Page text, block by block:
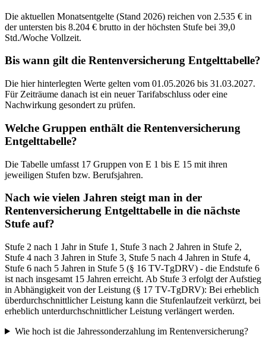
Die aktuellen Monatsentgelte (Stand 2026) reichen von 2.535 € in
der untersten bis 8.204 € brutto in der höchsten Stufe bei 39,0
Std./Woche Vollzeit.
Bis wann gilt die Rentenversicherung Entgelttabelle?
Die hier hinterlegten Werte gelten vom 01.05.2026 bis 31.03.2027.
Für Zeiträume danach ist ein neuer Tarifabschluss oder eine
Nachwirkung gesondert zu prüfen.
Welche Gruppen enthält die Rentenversicherung
Entgelttabelle?
Die Tabelle umfasst 17 Gruppen von E 1 bis E 15 mit ihren
jeweiligen Stufen bzw. Berufsjahren.
Nach wie vielen Jahren steigt man in der
Rentenversicherung Entgelttabelle in die nächste
Stufe auf?
Stufe 2 nach 1 Jahr in Stufe 1, Stufe 3 nach 2 Jahren in Stufe 2,
Stufe 4 nach 3 Jahren in Stufe 3, Stufe 5 nach 4 Jahren in Stufe 4,
Stufe 6 nach 5 Jahren in Stufe 5 (§ 16 TV-TgDRV) - die Endstufe 6
ist nach insgesamt 15 Jahren erreicht. Ab Stufe 3 erfolgt der Aufstieg
in Abhängigkeit von der Leistung (§ 17 TV-TgDRV): Bei erheblich
überdurchschnittlicher Leistung kann die Stufenlaufzeit verkürzt, bei
erheblich unterdurchschnittlicher Leistung verlängert werden.
Wie hoch ist die Jahressonderzahlung im Rentenversicherung?